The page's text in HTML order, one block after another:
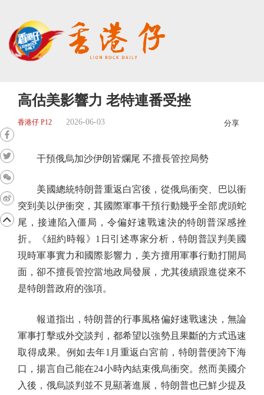
高估美影響力 老特連番受挫
香港仔 P12 2026-06-03 分享
干預俄烏加沙伊朗皆爛尾 不擅長管控局勢
美國總統特朗普重返白宮後，從俄烏衝突、巴以衝
突到美以伊衝突，其國際軍事干預行動幾乎全部虎頭蛇
尾，接連陷入僵局，令偏好速戰速決的特朗普深感挫
折。《紐約時報》1日引述專家分析，特朗普誤判美國
現時軍事實力和國際影響力，美方擅用軍事行動打開局
面，卻不擅長管控當地政局發展，尤其後續跟進從來不
是特朗普政府的強項。
報道指出，特朗普的行事風格偏好速戰速決，無論
軍事打擊或外交談判，都希望以強勢且果斷的方式迅速
取得成果。例如去年1月重返白宮前，特朗普便誇下海
口，揚言自己能在24小時內結束俄烏衝突。然而美國介
入後，俄烏談判並不見顯著進展，特朗普也已鮮少提及